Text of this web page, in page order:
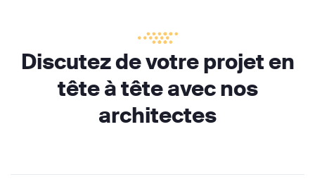
Discutez de votre projet en
tête à tête avec nos
architectes